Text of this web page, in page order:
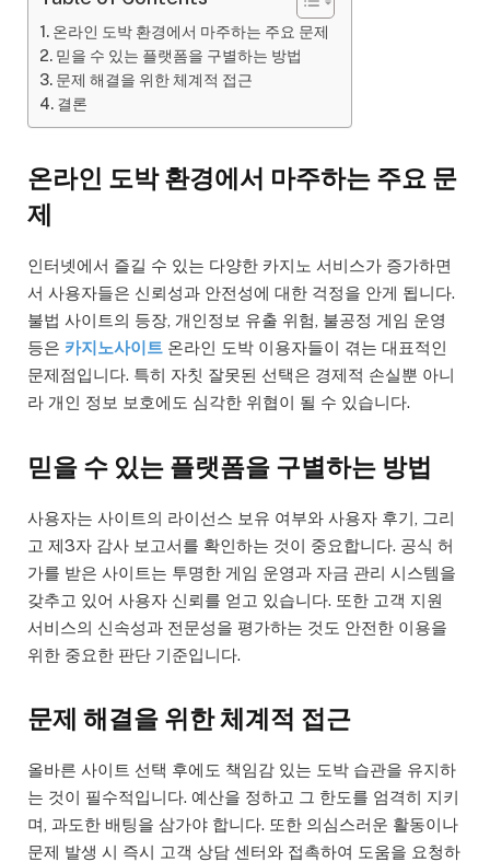
온라인 도박 환경에서 마주하는 주요 문제
믿을 수 있는 플랫폼을 구별하는 방법
문제 해결을 위한 체계적 접근
결론
온라인 도박 환경에서 마주하는 주요 문
제
인터넷에서 즐길 수 있는 다양한 카지노 서비스가 증가하면
서 사용자들은 신뢰성과 안전성에 대한 걱정을 안게 됩니다.
불법 사이트의 등장, 개인정보 유출 위험, 불공정 게임 운영
등은 카지노사이트 온라인 도박 이용자들이 겪는 대표적인
문제점입니다. 특히 자칫 잘못된 선택은 경제적 손실뿐 아니
라 개인 정보 보호에도 심각한 위협이 될 수 있습니다.
믿을 수 있는 플랫폼을 구별하는 방법
사용자는 사이트의 라이선스 보유 여부와 사용자 후기, 그리
고 제3자 감사 보고서를 확인하는 것이 중요합니다. 공식 허
가를 받은 사이트는 투명한 게임 운영과 자금 관리 시스템을
갖추고 있어 사용자 신뢰를 얻고 있습니다. 또한 고객 지원
서비스의 신속성과 전문성을 평가하는 것도 안전한 이용을
위한 중요한 판단 기준입니다.
문제 해결을 위한 체계적 접근
올바른 사이트 선택 후에도 책임감 있는 도박 습관을 유지하
는 것이 필수적입니다. 예산을 정하고 그 한도를 엄격히 지키
며, 과도한 배팅을 삼가야 합니다. 또한 의심스러운 활동이나
문제 발생 시 즉시 고객 상담 센터와 접촉하여 도움을 요청하